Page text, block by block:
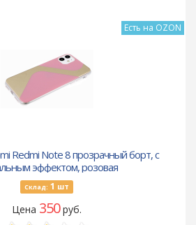
Есть на OZON
Redmi Note 8 прозрачный борт, с
эффектом, розовая
Склад: 1 шт
Цена 350руб.